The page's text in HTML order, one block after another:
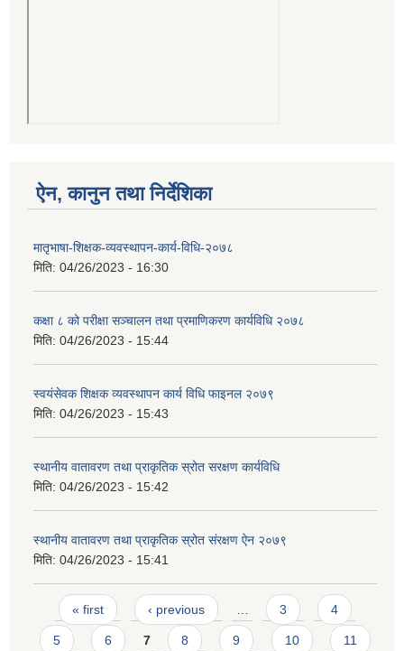
ऐन, कानुन तथा निर्देशिका
मातृभाषा-शिक्षक-व्यवस्थापन-कार्य-विधि-२०७८
मिति: 04/26/2023 - 16:30
कक्षा ८ को परीक्षा सञ्चालन तथा प्रमाणिकरण कार्यविधि २०७८
मिति: 04/26/2023 - 15:44
स्वयंसेवक शिक्षक व्यवस्थापन कार्य विधि फाइनल २०७९
मिति: 04/26/2023 - 15:43
स्थानीय वातावरण तथा प्राकृतिक स्रोत सरक्षण कार्यविधि
मिति: 04/26/2023 - 15:42
स्थानीय वातावरण तथा प्राकृतिक स्रोत संरक्षण ऐन २०७९
मिति: 04/26/2023 - 15:41
Pages
« first ‹ previous 3 4
5 6 7 8 9 10 11